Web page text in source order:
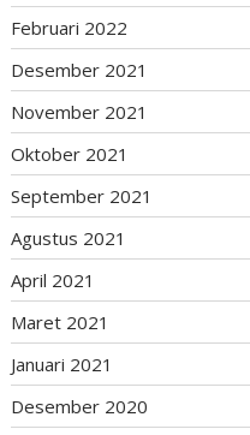
Februari 2022
Desember 2021
November 2021
Oktober 2021
September 2021
Agustus 2021
April 2021
Maret 2021
Januari 2021
Desember 2020